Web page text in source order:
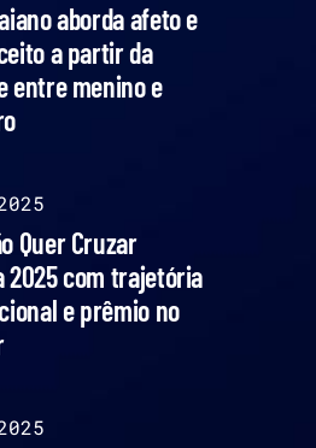
aborda afeto e
a partir da
entre menino e
Quer Cruzar
2025 com trajetória
e prêmio no